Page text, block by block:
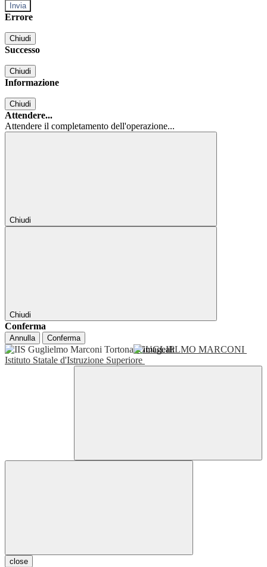
Errore
Chiudi
Successo
Chiudi
Informazione
Chiudi
Attendere...
Attendere il completamento dell'operazione...
Chiudi
Chiudi
Conferma
Annulla Conferma
GUGLIELMO MARCONI
Istituto Statale d'Istruzione Superiore
close